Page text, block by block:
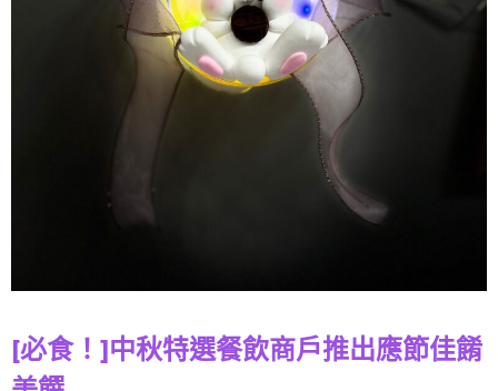
[必食！]中秋特選餐飲商戶推出應節佳餚